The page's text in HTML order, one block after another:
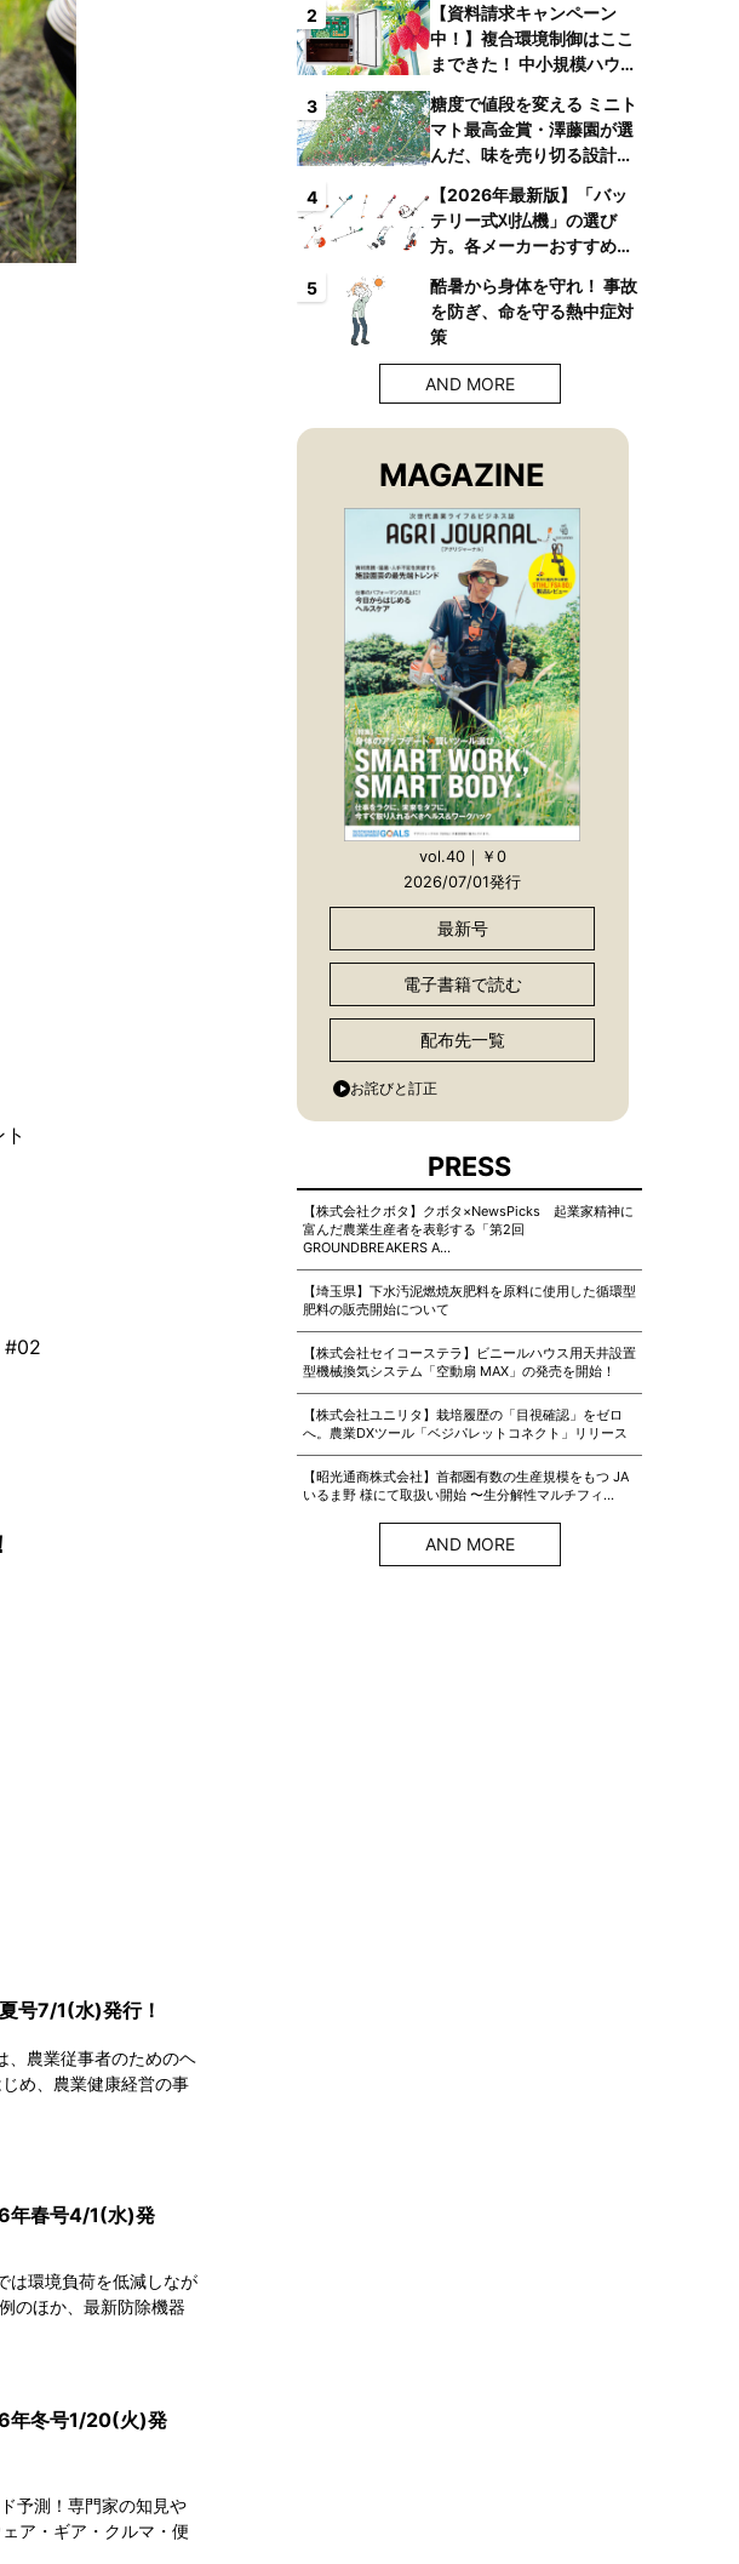
#02
号7/1(水)発行！
、農業従事者のためのヘ
め、農業健康経営の事
年春号4/1(水)発
は環境負荷を低減しなが
のほか、最新防除機器
年冬号1/20(火)発
予測！専門家の知見や
ア・ギア・クルマ・便
2
【資料請求キャンペーン
中！】複合環境制御はここ
まできた！ 中小規模ハウス
複合環境制御装置が誕生
3
糖度で値段を変える ミニト
マト最高金賞・澤藤園が選
んだ、味を売り切る設計と
4
【2026年最新版】「バッ
テリー式刈払機」の選び
方。各メーカーおすすめ機
5
酷暑から身体を守れ！ 事故
を防ぎ、命を守る熱中症対
策
AND MORE
MAGAZINE
vol.40｜￥0
2026/07/01発行
最新号
電子書籍で読む
配布先一覧
お詫びと訂正
PRESS
【株式会社クボタ】クボタ×NewsPicks 起業家精神に
富んだ農業生産者を表彰する「第2回
GROUNDBREAKERS A…
【埼玉県】下水汚泥燃焼灰肥料を原料に使用した循環型
肥料の販売開始について
【株式会社セイコーステラ】ビニールハウス用天井設置
型機械換気システム「空動扇 MAX」の発売を開始！
【株式会社ユニリタ】栽培履歴の「目視確認」をゼロ
へ。農業DXツール「ベジパレットコネクト」リリース
【昭光通商株式会社】首都圏有数の生産規模をもつ JA
いるま野 様にて取扱い開始 〜生分解性マルチフィ…
AND MORE